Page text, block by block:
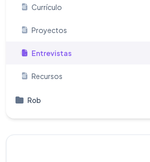
Currículo
Proyectos
Entrevistas
Recursos
Rob